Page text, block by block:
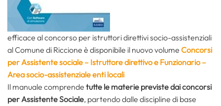
efficace al concorso per istruttori direttivi socio-assistenziali
al Comune di Riccione è disponibile il nuovo volume Concorsi
per Assistente sociale – Istruttore direttivo e Funzionario –
Area socio-assistenziale enti locali
Il manuale comprende tutte le materie previste dai concorsi
per Assistente Sociale, partendo dalle discipline di base